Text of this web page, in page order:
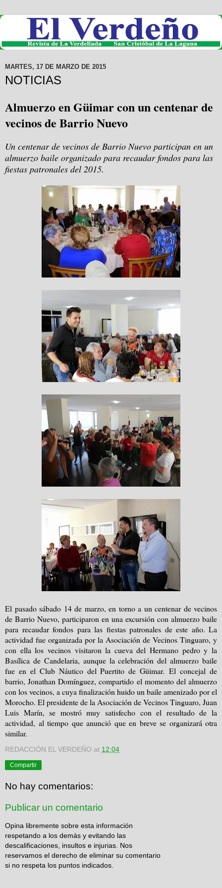
MARTES, 17 DE MARZO DE 2015
NOTICIAS
Almuerzo en Güimar con un centenar de
vecinos de Barrio Nuevo
Un centenar de vecinos de Barrio Nuevo participan en un
almuerzo baile organizado para recaudar fondos para las
fiestas patronales del 2015.
El pasado sábado 14 de marzo, en torno a un centenar de vecinos
de Barrio Nuevo, participaron en una excursión con almuerzo baile
para recaudar fondos para las fiestas patronales de este año. La
actividad fue organizada por la Asociación de Vecinos Tinguaro, y
con ella los vecinos visitaron la cueva del Hermano pedro y la
Basílica de Candelaria, aunque la celebración del almuerzo baile
fue en el Club Náutico del Puertito de Güimar.El concejal de
barrio, Jonathan Domínguez, compartido el momento del almuerzo
con los vecinos, a cuya finalización huido un baile amenizado por el
Morocho. El presidente de la Asociación de Vecinos Tinguaro, Juan
Luis Marín, se mostró muy satisfecho con el resultado de la
actividad, al tiempo que anunció que en breve se organizará otra
similar.
REDACCIÓN EL VERDEÑO at 12:04
Compartir
No hay comentarios:
Publicar un comentario
Opina libremente sobre esta información
respetando a los demás y evitando las
descalificaciones, insultos e injurias. Nos
reservamos el derecho de eliminar su comentario
si no respeta los puntos indicados.